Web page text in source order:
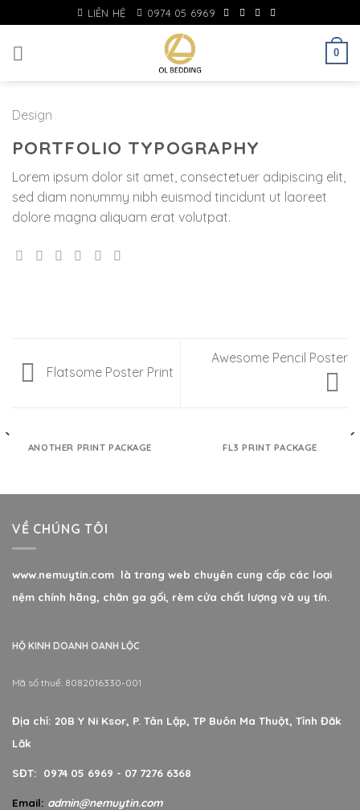
to
content
LIÊN HỆ 0974 05 6969
0
Design
PORTFOLIO TYPOGRAPHY
Lorem ipsum dolor sit amet, consectetuer adipiscing elit,
sed diam nonummy nibh euismod tincidunt ut laoreet
dolore magna aliquam erat volutpat.
Flatsome Poster Print
Awesome Pencil Poster
ANOTHER PRINT PACKAGE FL3 PRINT PACKAGE
VỀ CHÚNG TÔI
www.nemuytin.com là trang web chuyên cung cấp các loại
nệm chính hãng, chăn ga gối, rèm cửa chất lượng và uy tín.
HỘ KINH DOANH OANH LỘC
Mã số thuế: 8082016330-001
Địa chỉ: 20B Y Ni Ksor, P. Tân Lập, TP Buôn Ma Thuột, Tỉnh Đăk
Lăk
SĐT: 0974 05 6969 - 07 7276 6368
Email: admin@nemuytin.com